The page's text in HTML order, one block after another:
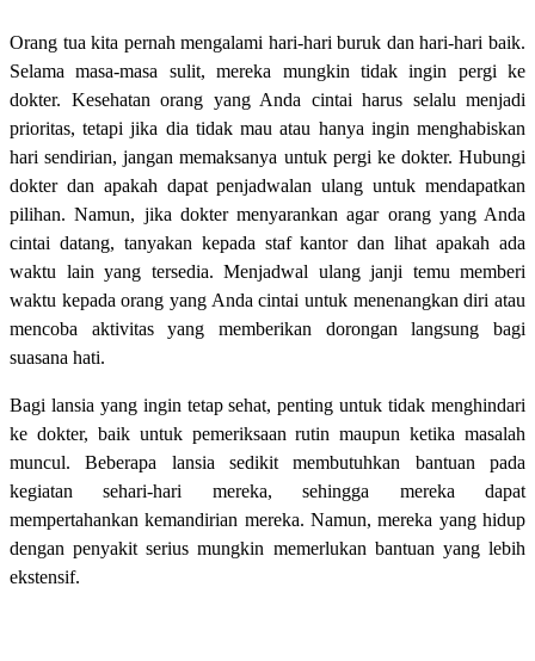
Orang tua kita pernah mengalami hari-hari buruk dan hari-hari baik.
Selama masa-masa sulit, mereka mungkin tidak ingin pergi ke
dokter. Kesehatan orang yang Anda cintai harus selalu menjadi
prioritas, tetapi jika dia tidak mau atau hanya ingin menghabiskan
hari sendirian, jangan memaksanya untuk pergi ke dokter. Hubungi
dokter dan apakah dapat penjadwalan ulang untuk mendapatkan
pilihan. Namun, jika dokter menyarankan agar orang yang Anda
cintai datang, tanyakan kepada staf kantor dan lihat apakah ada
waktu lain yang tersedia. Menjadwal ulang janji temu memberi
waktu kepada orang yang Anda cintai untuk menenangkan diri atau
mencoba aktivitas yang memberikan dorongan langsung bagi
suasana hati.
Bagi lansia yang ingin tetap sehat, penting untuk tidak menghindari
ke dokter, baik untuk pemeriksaan rutin maupun ketika masalah
muncul. Beberapa lansia sedikit membutuhkan bantuan pada
kegiatan sehari-hari mereka, sehingga mereka dapat
mempertahankan kemandirian mereka. Namun, mereka yang hidup
dengan penyakit serius mungkin memerlukan bantuan yang lebih
ekstensif.